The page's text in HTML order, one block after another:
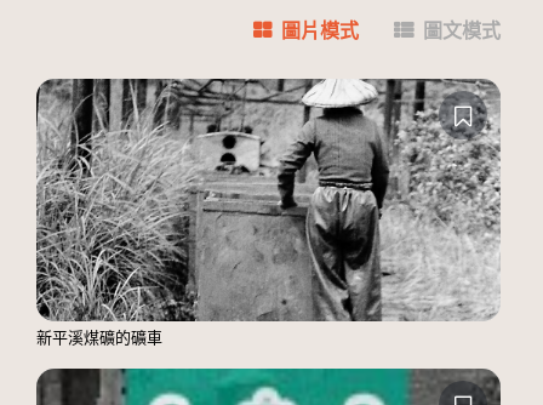
圖片模式 圖文模式
新平溪煤礦的礦車